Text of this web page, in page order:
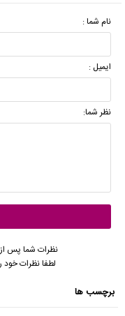
نام شما :
ایمیل :
نظر شما:
نظرات شما پس
لطفا نظرات خود
برچسب ها